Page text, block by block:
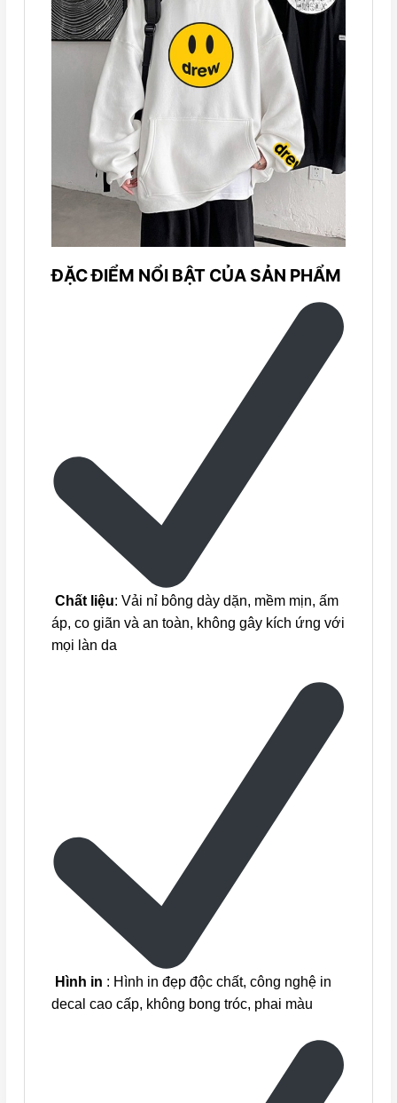
ĐẶC ĐIỂM NỔI BẬT CỦA SẢN PHẨM
Chất liệu: Vải nỉ bông dày dặn, mềm mịn, ấm
áp, co giãn và an toàn, không gây kích ứng với
mọi làn da
Hình in : Hình in đẹp độc chất, công nghệ in
decal cao cấp, không bong tróc, phai màu